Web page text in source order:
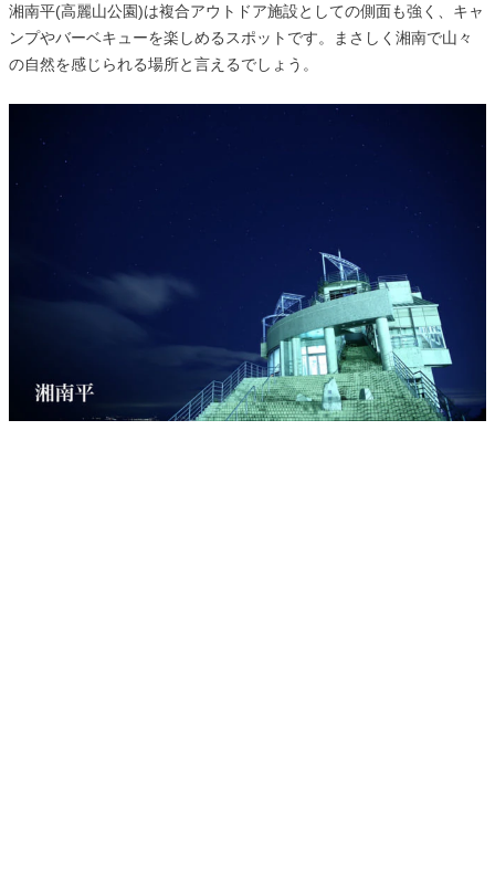
湘南平(高麗山公園)は複合アウトドア施設としての側面も強く、キャ
ンプやバーベキューを楽しめるスポットです。まさしく湘南で山々
の自然を感じられる場所と言えるでしょう。